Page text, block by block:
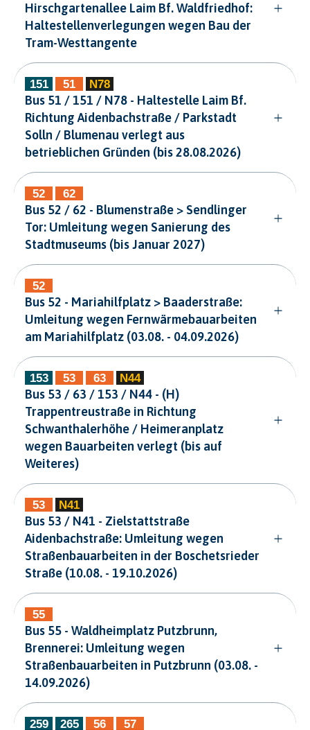
Hirschgartenallee Laim Bf. Waldfriedhof:
Haltestellenverlegungen wegen Bau der
Tram-Westtangente
Bus 51 / 151 / N78 - Haltestelle Laim Bf.
Richtung Aidenbachstraße / Parkstadt
Solln / Blumenau verlegt aus
betrieblichen Gründen (bis 28.08.2026)
Bus 52 / 62 - Blumenstraße > Sendlinger
Tor: Umleitung wegen Sanierung des
Stadtmuseums (bis Januar 2027)
Bus 52 - Mariahilfplatz > Baaderstraße:
Umleitung wegen Fernwärmebauarbeiten
am Mariahilfplatz (03.08. - 04.09.2026)
Bus 53 / 63 / 153 / N44 - (H)
Trappentreustraße in Richtung
Schwanthalerhöhe / Heimeranplatz
wegen Bauarbeiten verlegt (bis auf
Weiteres)
Bus 53 / N41 - Zielstattstraße
Aidenbachstraße: Umleitung wegen
Straßenbauarbeiten in der Boschetsrieder
Straße (10.08. - 19.10.2026)
Bus 55 - Waldheimplatz Putzbrunn,
Brennerei: Umleitung wegen
Straßenbauarbeiten in Putzbrunn (03.08. -
14.09.2026)